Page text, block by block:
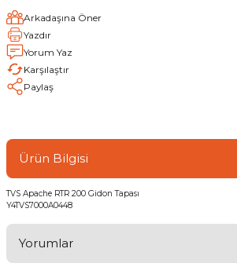
Arkadaşına Öner
Yazdır
Yorum Yaz
Karşılaştır
Paylaş
Ürün Bilgisi
TVS Apache RTR 200 Gidon Tapası
Y4TVS7000A0448
Yorumlar